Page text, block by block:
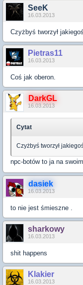
SeeK
16.03.2013
Czyżbyś tworzył
Pietras11
16.03.2013
Coś jak oberon.
DarkGL
16.03.2013
Cytat
Czyżbyś tworzył
npc-botów to ja na
dasiek
16.03.2013
to nie jest śmieszne .
sharkowy
16.03.2013
shit happens
Klakier
16.03.2013